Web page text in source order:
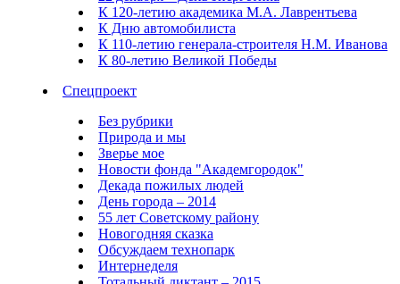
К 120-летию академика М.А. Лаврентьева
К Дню автомобилиста
К 110-летию генерала-строителя Н.М. Иванова
К 80-летию Великой Победы
Спецпроект
Без рубрики
Природа и мы
Зверье мое
Новости фонда "Академгородок"
Декада пожилых людей
День города – 2014
55 лет Советскому району
Новогодняя сказка
Обсуждаем технопарк
Интернеделя